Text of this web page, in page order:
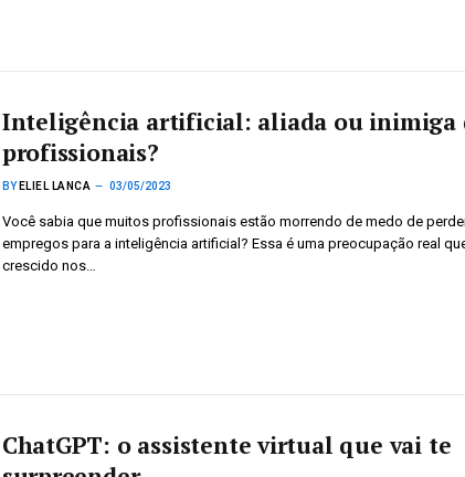
Inteligência artificial: aliada ou inimiga
profissionais?
BY ELIEL LANCA 03/05/2023
Você sabia que muitos profissionais estão morrendo de medo de
empregos para a inteligência artificial? Essa é uma preocupação real
crescido nos…
ChatGPT: o assistente virtual que vai te